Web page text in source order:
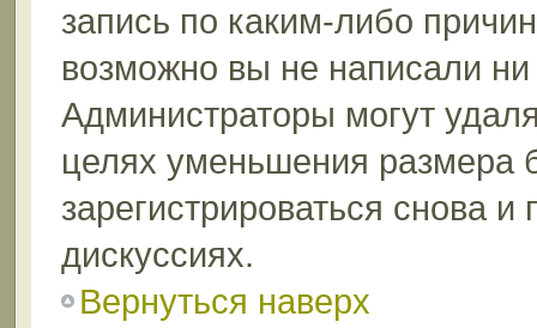
запись по каким-либо
возможно вы не написали
Администраторы могут
целях уменьшения размера
зарегистрироваться снова и
дискуссиях.
Вернуться наверх